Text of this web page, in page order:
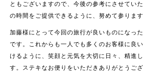
ともございますので、今後の参考にさせてい
の時間をご提供できるように、努めて参ります
加藤様にとって今回の旅行が良いものになっ
です。これからも一人でも多くのお客様に良
けるように、笑顔と元気を大切に日々、精進
す。ステキなお便りをいただきありがとうござ